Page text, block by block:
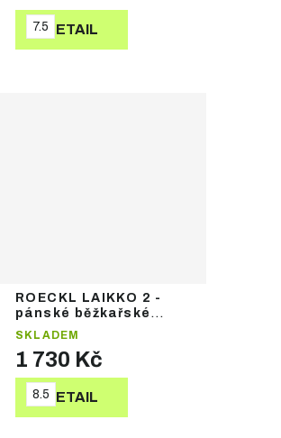
DETAIL
7.5
ROECKL LAIKKO 2 -
pánské běžkařské
rukavice
SKLADEM
1 730 Kč
DETAIL
8.5